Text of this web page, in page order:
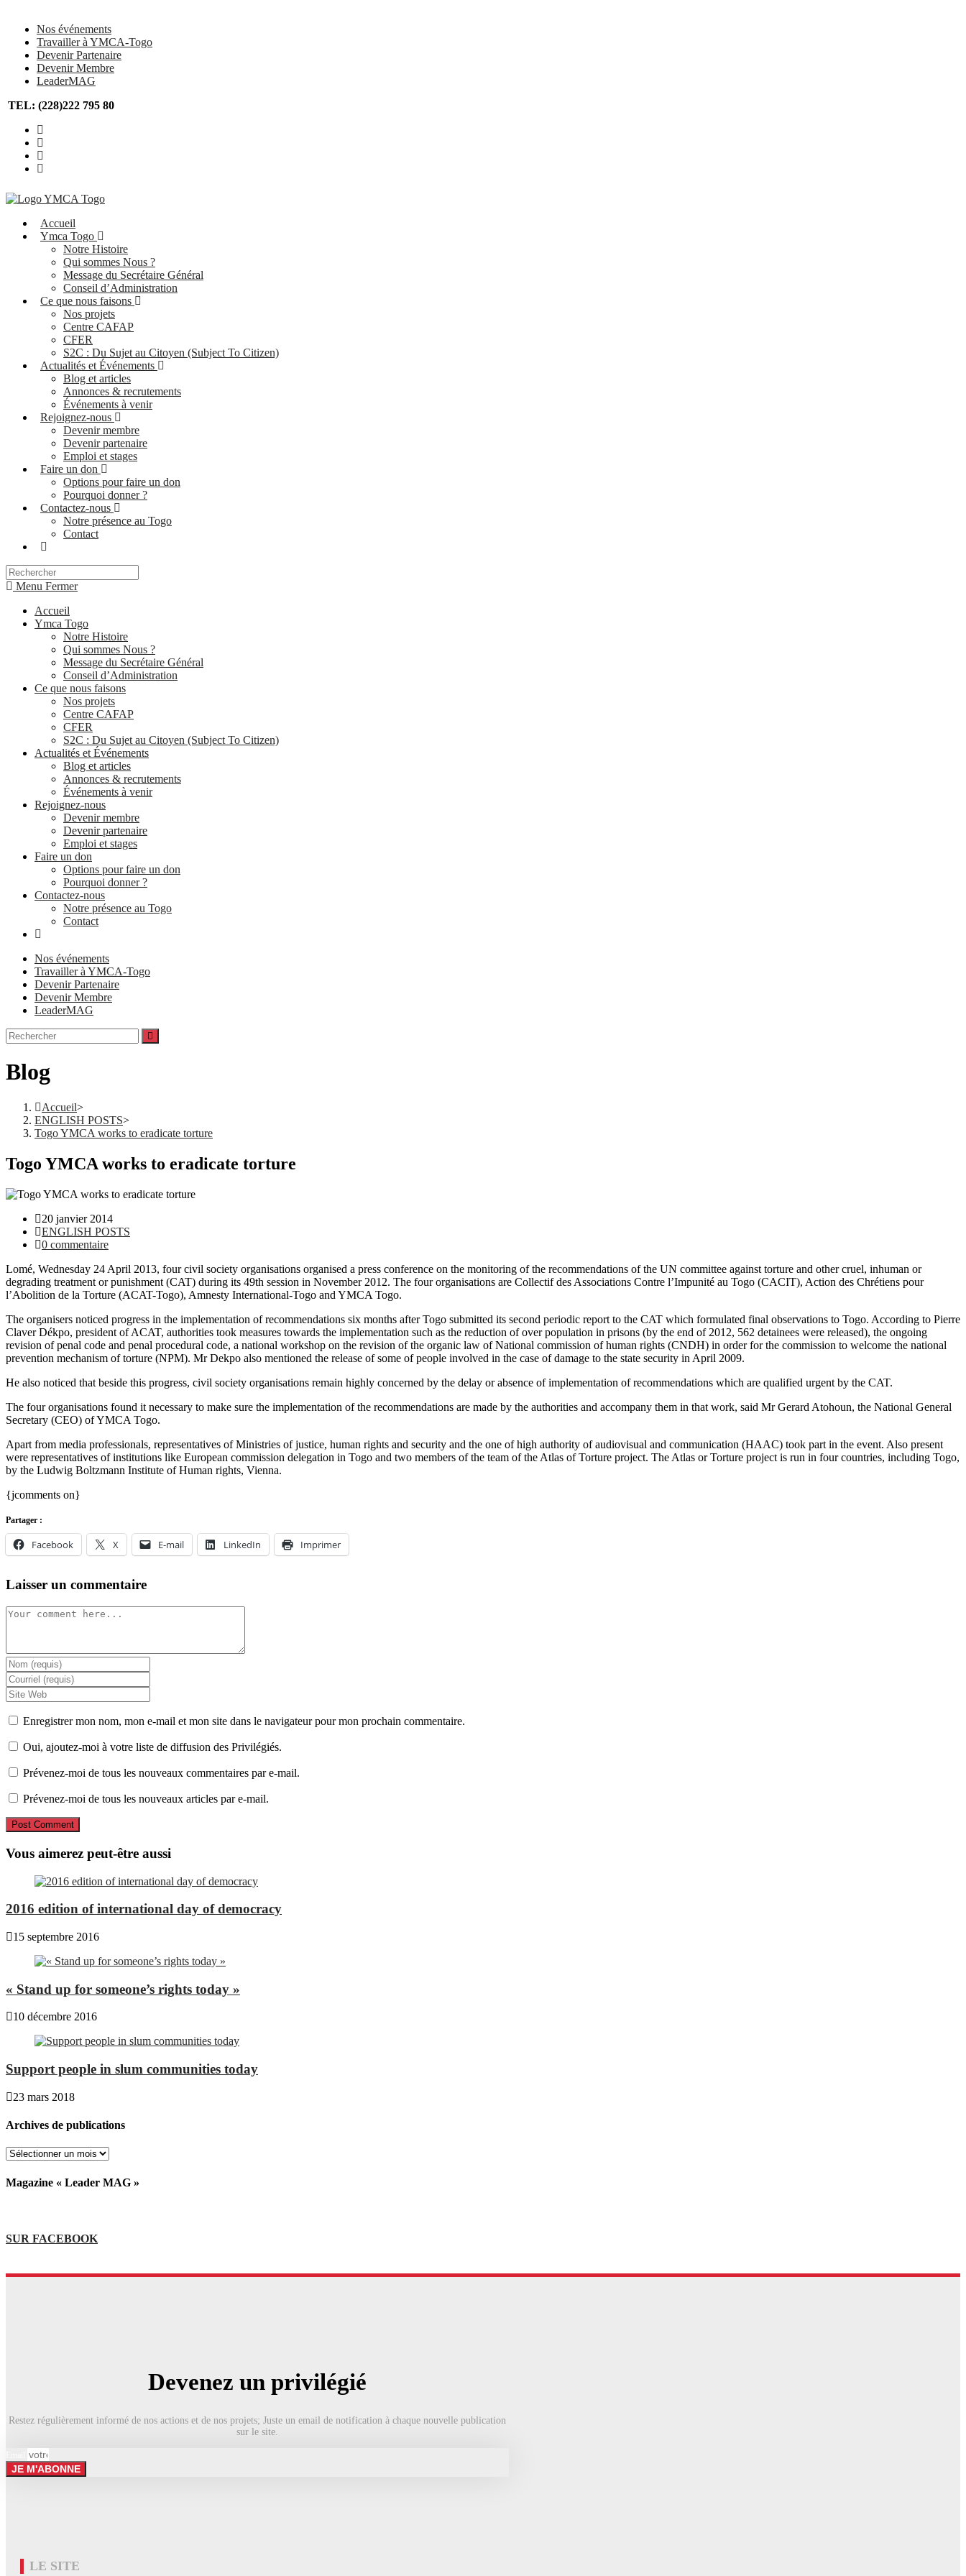
content
Nos événements
Travailler à YMCA-Togo
Devenir Partenaire
Devenir Membre
LeaderMAG
TEL: (228)222 795 80
Accueil
Ymca Togo
Notre Histoire
Qui sommes Nous ?
Message du Secrétaire Général
Conseil d’Administration
Ce que nous faisons
Nos projets
Centre CAFAP
CFER
S2C : Du Sujet au Citoyen (Subject To Citizen)
Actualités et Événements
Blog et articles
Annonces & recrutements
Événements à venir
Rejoignez-nous
Devenir membre
Devenir partenaire
Emploi et stages
Faire un don
Options pour faire un don
Pourquoi donner ?
Contactez-nous
Notre présence au Togo
Contact
Search
for:Menu Fermer
Accueil
Ymca Togo
Notre Histoire
Qui sommes Nous ?
Message du Secrétaire Général
Conseil d’Administration
Ce que nous faisons
Nos projets
Centre CAFAP
CFER
S2C : Du Sujet au Citoyen (Subject To Citizen)
Actualités et Événements
Blog et articles
Annonces & recrutements
Événements à venir
Rejoignez-nous
Devenir membre
Devenir partenaire
Emploi et stages
Faire un don
Options pour faire un don
Pourquoi donner ?
Contactez-nous
Notre présence au Togo
Contact
Nos événements
Travailler à YMCA-Togo
Devenir Partenaire
Devenir Membre
LeaderMAG
Blog
Accueil>
ENGLISH POSTS>
Togo YMCA works to eradicate torture
Togo YMCA works to eradicate torture
Post
published:
20 janvier 2014
Post
category:
ENGLISH POSTS
Post
0 commentaire
Lomé, Wednesday 24 April 2013, four civil society organisations organised a press conference on the monitoring of the recommendations of the UN committee against torture and other cruel, inhuman or
degrading treatment or punishment (CAT) during its 49th session in November 2012. The four organisations are Collectif des Associations Contre l’Impunité au Togo (CACIT), Action des Chrétiens pour
l’Abolition de la Torture (ACAT-Togo), Amnesty International-Togo and YMCA Togo.
The organisers noticed progress in the implementation of recommendations six months after Togo submitted its second periodic report to the CAT which formulated final observations to Togo. According to Pierre
Claver Dékpo, president of ACAT, authorities took measures towards the implementation such as the reduction of over population in prisons (by the end of 2012, 562 detainees were released), the ongoing
revision of penal code and penal procedural code, a national workshop on the revision of the organic law of National commission of human rights (CNDH) in order for the commission to welcome the national
prevention mechanism of torture (NPM). Mr Dekpo also mentioned the release of some of people involved in the case of damage to the state security in April 2009.
He also noticed that beside this progress, civil society organisations remain highly concerned by the delay or absence of implementation of recommendations which are qualified urgent by the CAT.
The four organisations found it necessary to make sure the implementation of the recommendations are made by the authorities and accompany them in that work, said Mr Gerard Atohoun, the National General
Secretary (CEO) of YMCA Togo.
Apart from media professionals, representatives of Ministries of justice, human rights and security and the one of high authority of audiovisual and communication (HAAC) took part in the event. Also present
were representatives of institutions like European commission delegation in Togo and two members of the team of the Atlas of Torture project. The Atlas or Torture project is run in four countries, including Togo,
by the Ludwig Boltzmann Institute of Human rights, Vienna.
{jcomments on}
Partager :
Facebook X E-mail LinkedIn Imprimer
Laisser un commentaire
Comment
Enter
your
name
or
username
to
comment
Enter
your
email
address
to
comment
Enter
your
website
(optional)
Enregistrer mon nom, mon e-mail et mon site dans le navigateur pour mon prochain commentaire.
Oui, ajoutez-moi à votre liste de diffusion des Privilégiés.
Prévenez-moi de tous les nouveaux commentaires par e-mail.
Prévenez-moi de tous les nouveaux articles par e-mail.
Vous aimerez peut-être aussi
2016 edition of international day of democracy
15 septembre 2016
« Stand up for someone’s rights today »
10 décembre 2016
Support people in slum communities today
23 mars 2018
Archives de publications
Archives
publications
Magazine « Leader MAG »
SUR FACEBOOK
Devenez un privilégié
Restez régulièrement informé de nos actions et de nos projets; Juste un email de notification à chaque nouvelle publication
sur le site.
JE M'ABONNE
LE SITE